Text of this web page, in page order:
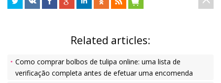
Related articles:
Como comprar bolbos de tulipa online: uma lista de
verificação completa antes de efetuar uma encomenda